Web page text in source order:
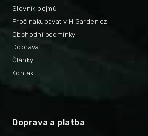
Proč nakupovat v HiGarden.cz
Obchodní podmínky
Doprava
Články
Slovník pojmů
Kontakt
Doprava a platba